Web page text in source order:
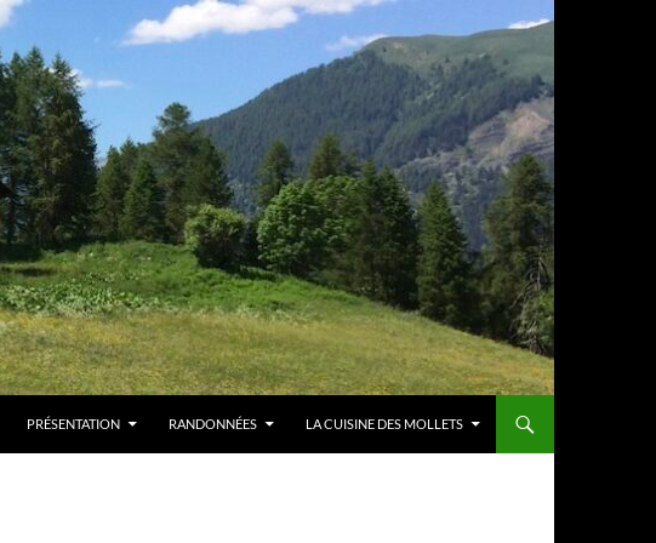
PRÉSENTATION RANDONNÉES LA CUISINE DES MOLLETS